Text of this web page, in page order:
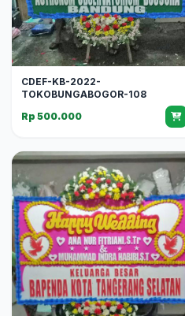
CDEF-KB-2022-
TOKOBUNGABOGOR-108
Rp 500.000